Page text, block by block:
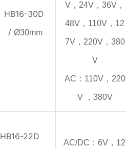
HB16-30D
/ Ø30mm
V，24V，36V，
48V，110V，12
7V，220V，380
V
AC：110V，220
V ，380V
HB16-22D
AC/DC：6V，12